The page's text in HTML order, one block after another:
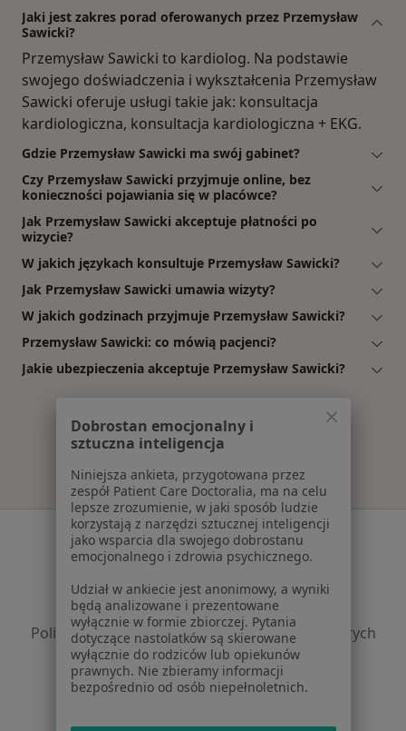
Jaki jest zakres porad oferowanych przez Przemysław
Sawicki?
Przemysław Sawicki to kardiolog. Na podstawie
swojego doświadczenia i wykształcenia Przemysław
Sawicki oferuje usługi takie jak: konsultacja
kardiologiczna, konsultacja kardiologiczna + EKG.
Gdzie Przemysław Sawicki ma swój gabinet?
Czy Przemysław Sawicki przyjmuje online, bez
konieczności pojawiania się w placówce?
Jak Przemysław Sawicki akceptuje płatności po
wizycie?
W jakich językach konsultuje Przemysław Sawicki?
Jak Przemysław Sawicki umawia wizyty?
W jakich godzinach przyjmuje Przemysław Sawicki?
Przemysław Sawicki: co mówią pacjenci?
Jakie ubezpieczenia akceptuje Przemysław Sawicki?
Serwis
Regulamin
Polityka prywatności pacjentów
Polityka prywatności profesjonalistów
Polityka prywatności dla profesjonalistów, których
dane pozyskaliśmy samodzielnie
Polityka cookies
Jak działają wyniki wyszukiwania
Dobrostan emocjonalny i
sztuczna inteligencja
Niniejsza ankieta, przygotowana przez
zespół Patient Care Doctoralia, ma na celu
lepsze zrozumienie, w jaki sposób ludzie
korzystają z narzędzi sztucznej inteligencji
jako wsparcia dla swojego dobrostanu
emocjonalnego i zdrowia psychicznego.
Udział w ankiecie jest anonimowy, a wyniki
będą analizowane i prezentowane
wyłącznie w formie zbiorczej. Pytania
dotyczące nastolatków są skierowane
wyłącznie do rodziców lub opiekunów
prawnych. Nie zbieramy informacji
bezpośrednio od osób niepełnoletnich.